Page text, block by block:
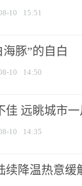
10 15:51
豚”的自白
10 14:50
佳 远眺城市
10 14:35
续降温热意缓